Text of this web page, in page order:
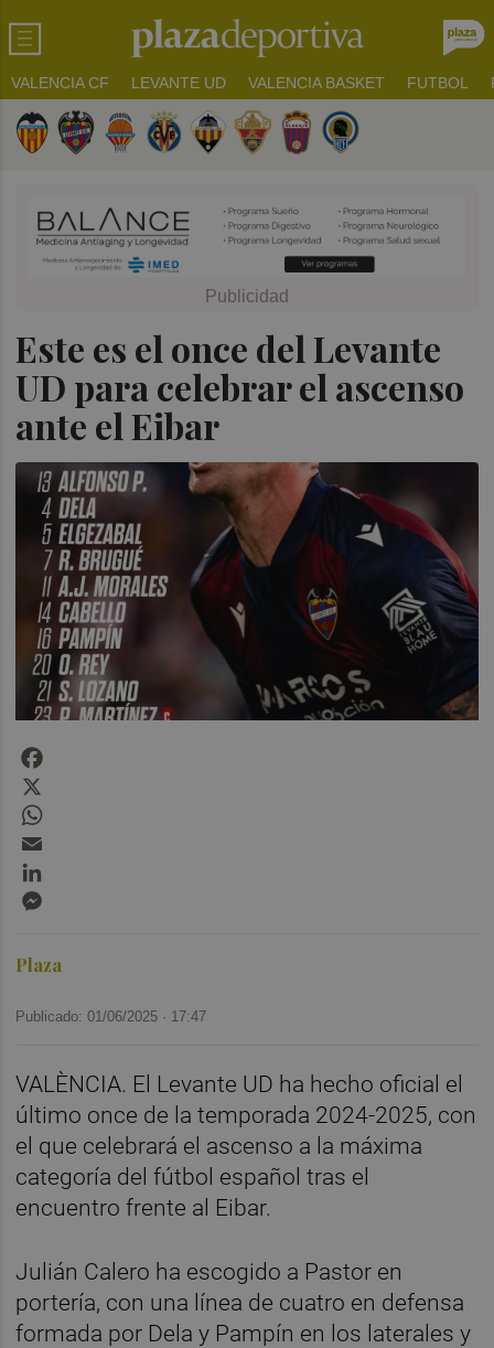
VALENCIA CF LEVANTE UD VALENCIA BASKET FUTBOL
Este es el once del Levante
UD para celebrar el ascenso
ante el Eibar
Plaza
Publicado: 01/06/2025 · 17:47
VALÈNCIA. El Levante UD ha hecho oficial el
último once de la temporada 2024-2025, con
el que celebrará el ascenso a la máxima
categoría del fútbol español tras el
encuentro frente al Eibar.
Julián Calero ha escogido a Pastor en
portería, con una línea de cuatro en defensa
formada por Dela y Pampín en los laterales y